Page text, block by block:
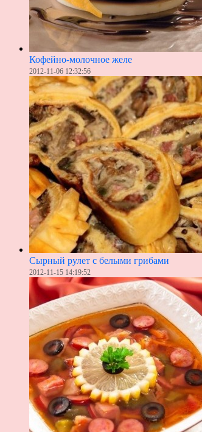
Кофейно-молочное желе
2012-11-06 12:32:56
Сырный рулет с белыми грибами
2012-11-15 14:19:52